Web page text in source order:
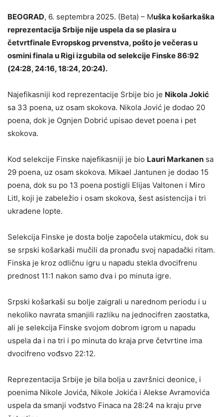
BEOGRAD, 6. septembra 2025. (Beta) – Muška košarkaška
reprezentacija Srbije nije uspela da se plasira u
četvrtfinale Evropskog prvenstva, pošto je večeras u
osmini finala u Rigi izgubila od selekcije Finske 86:92
(24:28, 24:16, 18:24, 20:24).
Najefikasniji kod reprezentacije Srbije bio je Nikola Jokić
sa 33 poena, uz osam skokova. Nikola Jović je dodao 20
poena, dok je Ognjen Dobrić upisao devet poena i pet
skokova.
Kod selekcije Finske najefikasniji je bio Lauri Markanen sa
29 poena, uz osam skokova. Mikael Jantunen je dodao 15
poena, dok su po 13 poena postigli Elijas Valtonen i Miro
Litl, koji je zabeležio i osam skokova, šest asistencija i tri
ukradene lopte.
Selekcija Finske je dosta bolje započela utakmicu, dok su
se srpski košarkaši mučili da pronađu svoj napadački ritam.
Finska je kroz odličnu igru u napadu stekla dvocifrenu
prednost 11:1 nakon samo dva i po minuta igre.
Srpski košarkaši su bolje zaigrali u narednom periodu i u
nekoliko navrata smanjili razliku na jednocifren zaostatka,
ali je selekcija Finske svojom dobrom igrom u napadu
uspela da i na tri i po minuta do kraja prve četvrtine ima
dvocifreno vođsvo 22:12.
Reprezentacija Srbije je bila bolja u završnici deonice, i
poenima Nikole Jovića, Nikole Jokića i Alekse Avramovića
uspela da smanji vođstvo Finaca na 28:24 na kraju prve